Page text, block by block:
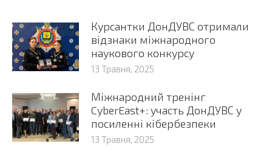
Курсантки ДонДУВС отримали
відзнаки міжнародного
наукового конкурсу
13 Травня, 2025
Міжнародний тренінг
CyberEast+: участь ДонДУВС у
посиленні кібербезпеки
13 Травня, 2025